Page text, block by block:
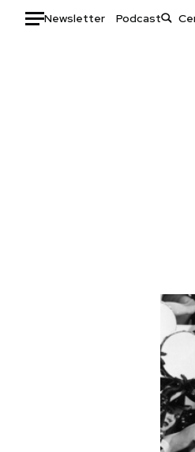
Newsletter Podcast